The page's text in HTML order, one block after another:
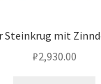
Steinkrug mit
₽2,930.00